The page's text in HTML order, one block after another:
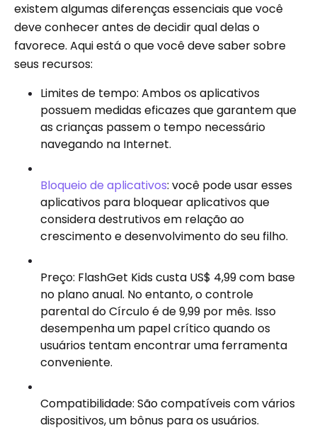
existem algumas diferenças essenciais que você
deve conhecer antes de decidir qual delas o
favorece. Aqui está o que você deve saber sobre
seus recursos:
Limites de tempo: Ambos os aplicativos
possuem medidas eficazes que garantem que
as crianças passem o tempo necessário
navegando na Internet.
Bloqueio de aplicativos: você pode usar esses
aplicativos para bloquear aplicativos que
considera destrutivos em relação ao
crescimento e desenvolvimento do seu filho.
Preço: FlashGet Kids custa US$ 4,99 com base
no plano anual. No entanto, o controle
parental do Círculo é de 9,99 por mês. Isso
desempenha um papel crítico quando os
usuários tentam encontrar uma ferramenta
conveniente.
Compatibilidade: São compatíveis com vários
dispositivos, um bônus para os usuários.